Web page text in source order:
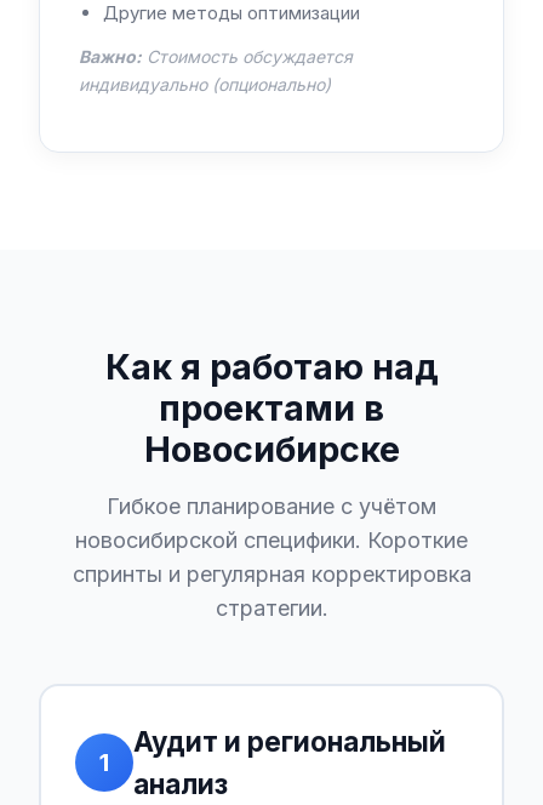
Другие методы оптимизации
Важно: Стоимость обсуждается
индивидуально (опционально)
Как я работаю над
проектами в
Новосибирске
Гибкое планирование с учётом
новосибирской специфики. Короткие
спринты и регулярная корректировка
стратегии.
1
Аудит и региональный
анализ